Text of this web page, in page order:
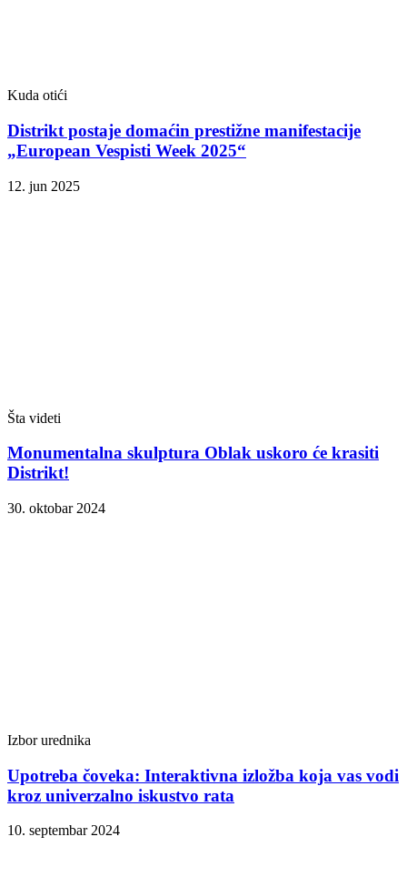
Kuda otići
Distrikt postaje domaćin prestižne manifestacije
„European Vespisti Week 2025“
12. jun 2025
Šta videti
Monumentalna skulptura Oblak uskoro će krasiti
Distrikt!
30. oktobar 2024
Izbor urednika
Upotreba čoveka: Interaktivna izložba koja vas vodi
kroz univerzalno iskustvo rata
10. septembar 2024